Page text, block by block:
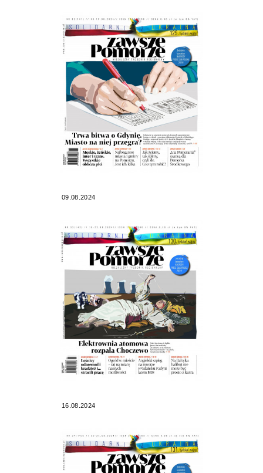
09.08.2024
16.08.2024